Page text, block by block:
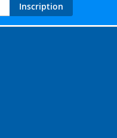
Inscription